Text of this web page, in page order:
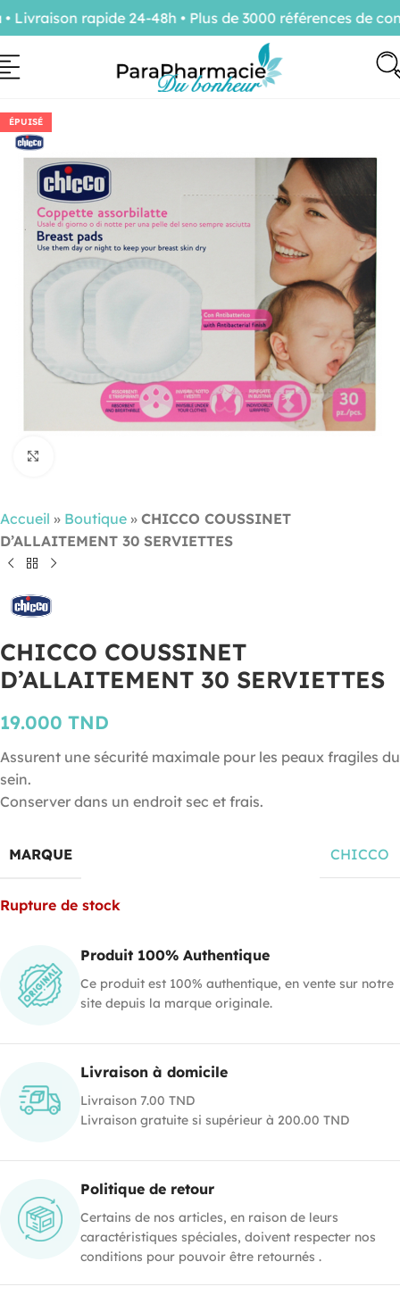
ÉPUISÉ
Accueil » Boutique » CHICCO COUSSINET
D’ALLAITEMENT 30 SERVIETTES
CHICCO COUSSINET
D’ALLAITEMENT 30 SERVIETTES
19.000 TND
Assurent une sécurité maximale pour les peaux fragiles du
sein.
Conserver dans un endroit sec et frais.
MARQUE CHICCO
Rupture de stock
Produit 100% Authentique
Ce produit est 100% authentique, en vente sur notre
site depuis la marque originale.
Livraison à domicile
Livraison 7.00 TND
Livraison gratuite si supérieur à 200.00 TND
Politique de retour
Certains de nos articles, en raison de leurs
caractéristiques spéciales, doivent respecter nos
conditions pour pouvoir être retournés .
rapide 24-48h • Plus de 3000 références de